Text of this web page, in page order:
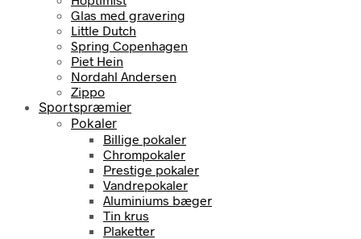
Glas med gravering
Little Dutch
Spring Copenhagen
Piet Hein
Nordahl Andersen
Zippo
Sportspræmier
Pokaler
Billige pokaler
Chrompokaler
Prestige pokaler
Vandrepokaler
Aluminiums bæger
Tin krus
Plaketter